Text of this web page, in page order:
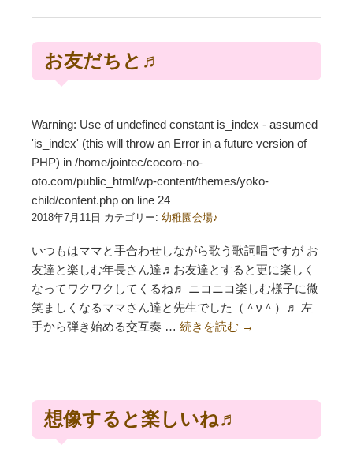
お友だちと♬
Warning: Use of undefined constant is_index - assumed
'is_index' (this will throw an Error in a future version of
PHP) in /home/jointec/cocoro-no-
oto.com/public_html/wp-content/themes/yoko-
child/content.php on line 24
2018年7月11日 カテゴリー: 幼稚園会場♪
いつもはママと手合わせしながら歌う歌詞唱ですが お
友達と楽しむ年長さん達♬お友達とすると更に楽しく
なってワクワクしてくるね♬ ニコニコ楽しむ様子に微
笑ましくなるママさん達と先生でした（＾ν＾）♬ 左
手から弾き始める交互奏 … 続きを読む →
想像すると楽しいね♬